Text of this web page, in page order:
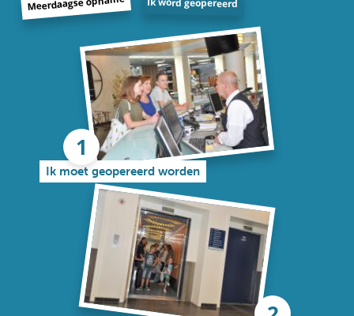
Ik moet geopereerd worden